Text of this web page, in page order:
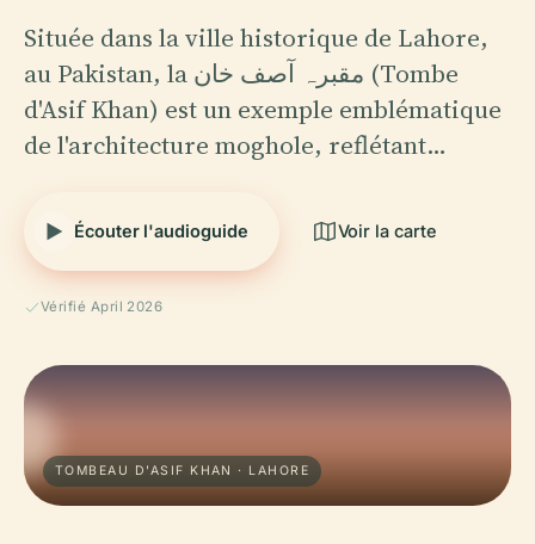
Située dans la ville historique de Lahore,
au Pakistan, la مقبرہ آصف خان (Tombe
d'Asif Khan) est un exemple emblématique
de l'architecture moghole, reflétant…
Écouter l'audioguide Voir la carte
Vérifié April 2026
TOMBEAU D'ASIF KHAN · LAHORE